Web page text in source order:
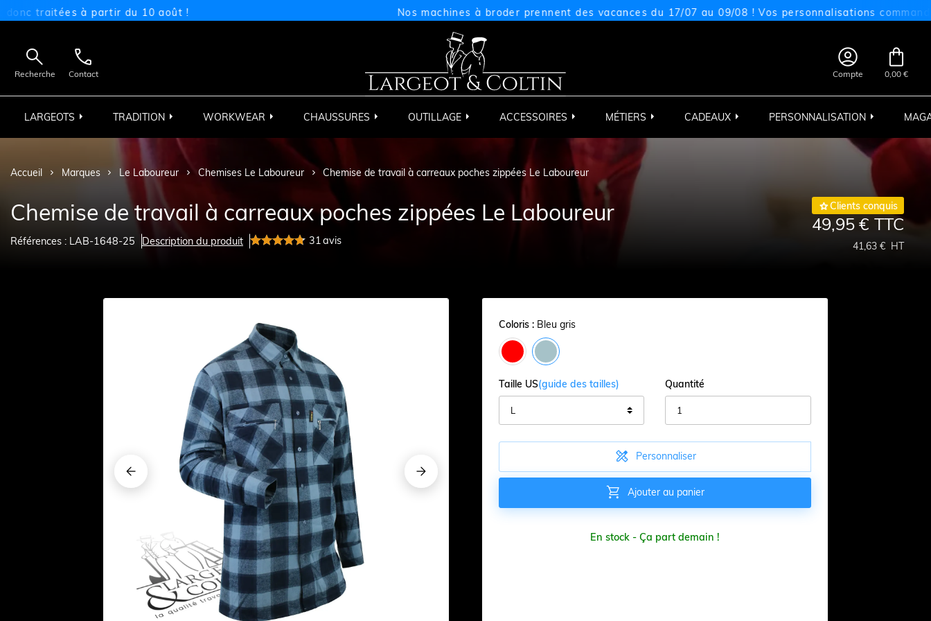
traitées à partir du 10 août ! Nos machines à broder prennent des vacances du 17/07 au 09/08 ! Vos personnalisations

Recherche

Contact

Compte

0,00 €
LARGEOTS TRADITION WORKWEAR CHAUSSURES OUTILLAGE ACCESSOIRES MÉTIERS CADEAUX PERSONNALISATION
Accueil Marques Le Laboureur Chemises Le Laboureur Chemise de travail à carreaux poches zippées Le Laboureur
Chemise de travail à carreaux poches zippées Le Laboureur
Références : LAB-1648-25 Description du produit 31avis
Clients conquis
49,95 € TTC
41,63 € HT
 
 
 
 
 
Coloris : Bleu gris
Taille US(guide des tailles) Quantité
 Personnaliser
 Ajouter au panier
En stock - Ça part demain !